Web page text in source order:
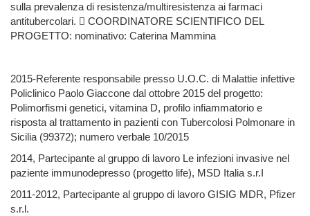
sulla prevalenza di resistenza/multiresistenza ai farmaci
antitubercolari.  COORDINATORE SCIENTIFICO DEL
PROGETTO: nominativo: Caterina Mammina
2015-Referente responsabile presso U.O.C. di Malattie infettive
Policlinico Paolo Giaccone dal ottobre 2015 del progetto:
Polimorfismi genetici, vitamina D, profilo infiammatorio e
risposta al trattamento in pazienti con Tubercolosi Polmonare in
Sicilia (99372); numero verbale 10/2015
2014, Partecipante al gruppo di lavoro Le infezioni invasive nel
paziente immunodepresso (progetto life), MSD Italia s.r.I
2011-2012, Partecipante al gruppo di lavoro GISIG MDR, Pfizer
s.r.l.